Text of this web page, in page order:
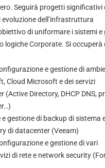
Seguirà progetti significativi
evoluzione dell’infrastruttura
di uniformare i sistemi e
logiche Corporate. Si occuperà
e gestione di
Cloud Microsoft e dei servizi
(Active Directory, DHCP DNS,
gestione di backup di sistema
di datacenter (Veeam)
e gestione di vari
di rete e network security